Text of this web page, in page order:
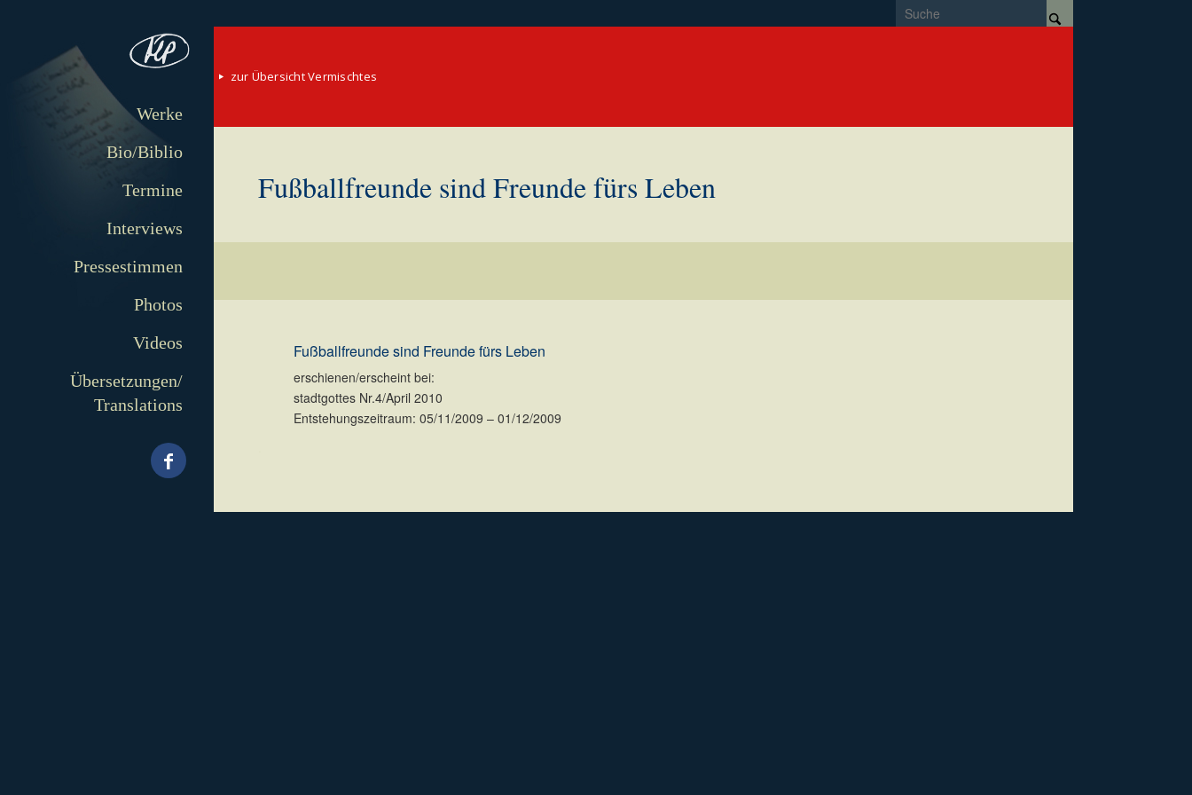
Werke
Bio/Biblio
Termine
Interviews
Pressestimmen
Photos
Videos
Übersetzungen/
Translations
zur Übersicht Vermischtes
Fußballfreunde sind Freunde fürs Leben
Fußballfreunde sind Freunde fürs Leben
erschienen/erscheint bei:
stadtgottes Nr.4/April 2010
Entstehungszeitraum: 05/11/2009 – 01/12/2009